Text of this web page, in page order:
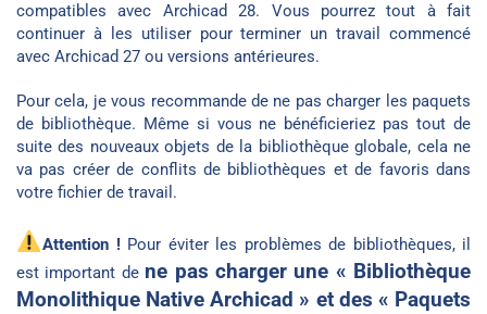
compatibles avec Archicad 28. Vous pourrez tout à fait
continuer à les utiliser pour terminer un travail commencé
avec Archicad 27 ou versions antérieures.
Pour cela, je vous recommande de ne pas charger les paquets
de bibliothèque. Même si vous ne bénéficieriez pas tout de
suite des nouveaux objets de la bibliothèque globale, cela ne
va pas créer de conflits de bibliothèques et de favoris dans
votre fichier de travail.
Attention !Pour éviter les problèmes de bibliothèques, il
est important de ne pas charger une « Bibliothèque
Monolithique Native Archicad » et des « Paquets